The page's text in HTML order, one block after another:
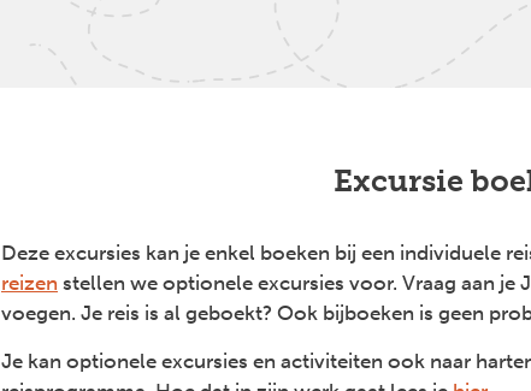
Excursie
Deze excursies kan je enkel boeken bij een individuele
reizen stellen we optionele excursies voor. Vraag aan
voegen. Je reis is al geboekt? Ook bijboeken is geen
Je kan optionele excursies en activiteiten ook naar